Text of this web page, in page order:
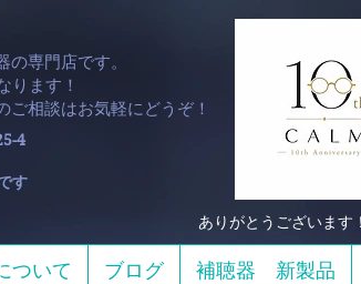
専門店です。
ります！​
相談はお気軽にどうぞ！
ついて ブログ 補聴器 新製品
4
す
ありがとうございます